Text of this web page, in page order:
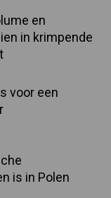
en
in krimpende
voor een
is in Polen